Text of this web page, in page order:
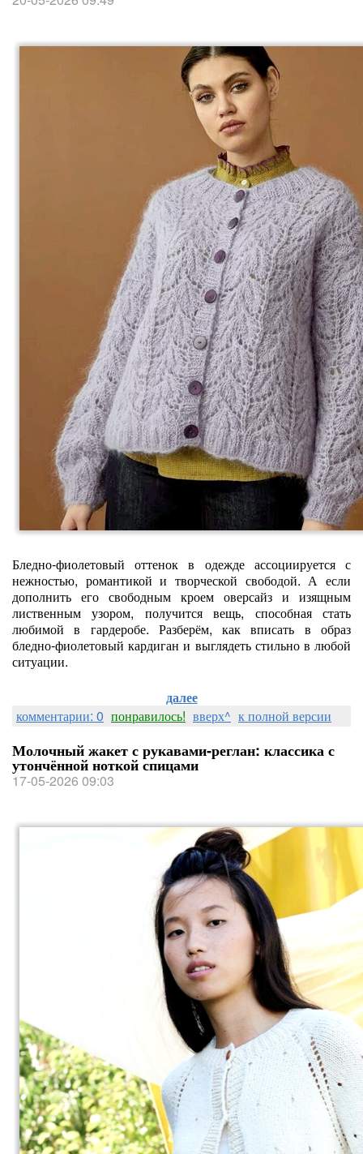
Бледно‑фиолетовый оттенок в одежде ассоциируется с
нежностью, романтикой и творческой свободой. А если
дополнить его свободным кроем оверсайз и изящным
лиственным узором, получится вещь, способная стать
любимой в гардеробе. Разберём, как вписать в образ
бледно‑фиолетовый кардиган и выглядеть стильно в любой
ситуации.
далее
комментарии: 0 понравилось! вверх^ к полной версии
Молочный жакет с рукавами‑реглан: классика с
утончённой ноткой спицами
17-05-2026 09:03